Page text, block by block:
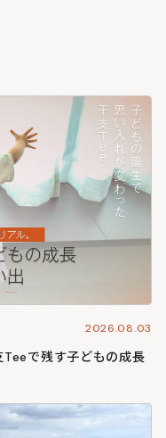
2026.08.03
Teeで残す子どもの成長